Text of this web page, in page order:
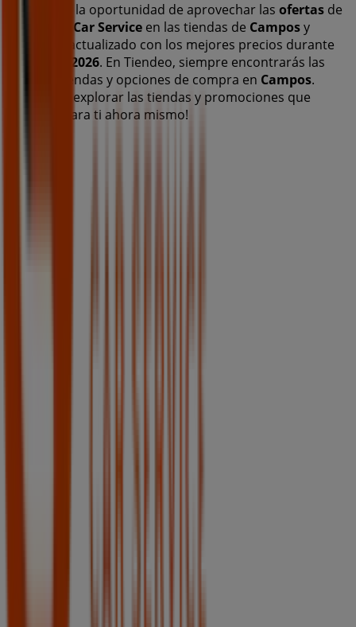
No pierdas la oportunidad de aprovechar las ofertas de
Eurorepar Car Service en las tiendas de Camposy
mantente actualizado con los mejores precios durante
agosto de 2026. En Tiendeo, siempre encontrarás las
mejores tiendas y opciones de compra en Campos.
¡Empieza a explorar las tiendas y promociones que
tenemos para ti ahora mismo!